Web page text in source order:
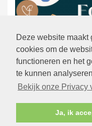
Deze website
cookies om de
functioneren en het
te kunnen
Bekijk onze Privacy
Ja, ik